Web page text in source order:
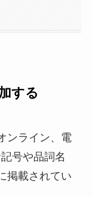
する
ンライン、電
号や品詞名
掲載されてい